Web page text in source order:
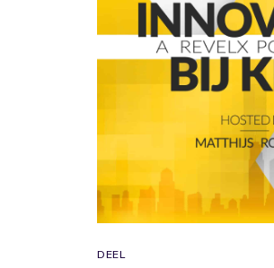
DEEL